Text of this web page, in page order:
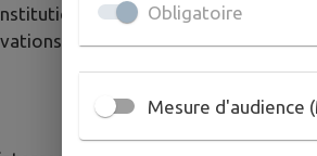
d'un dossier de demande
d'un avis rendu par le service
Obligatoire
Mesure d'audience